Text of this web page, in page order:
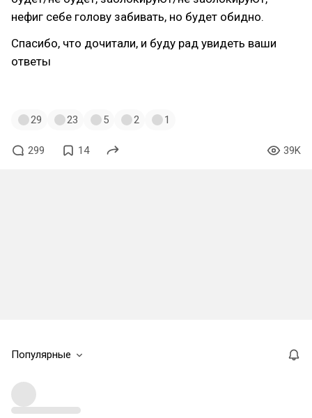
нефиг себе голову забивать, но будет обидно.
Спасибо, что дочитали, и буду рад увидеть ваши
ответы
29 23 5 2 1
299 14 39K
Популярные